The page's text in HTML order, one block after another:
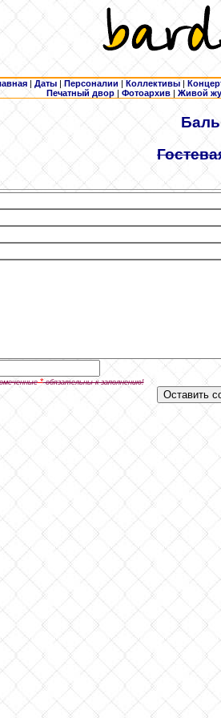
| Даты | Персоналии | Коллективы |
Печатный двор | Фотоархив | Живой
*обязательны к заполнению!